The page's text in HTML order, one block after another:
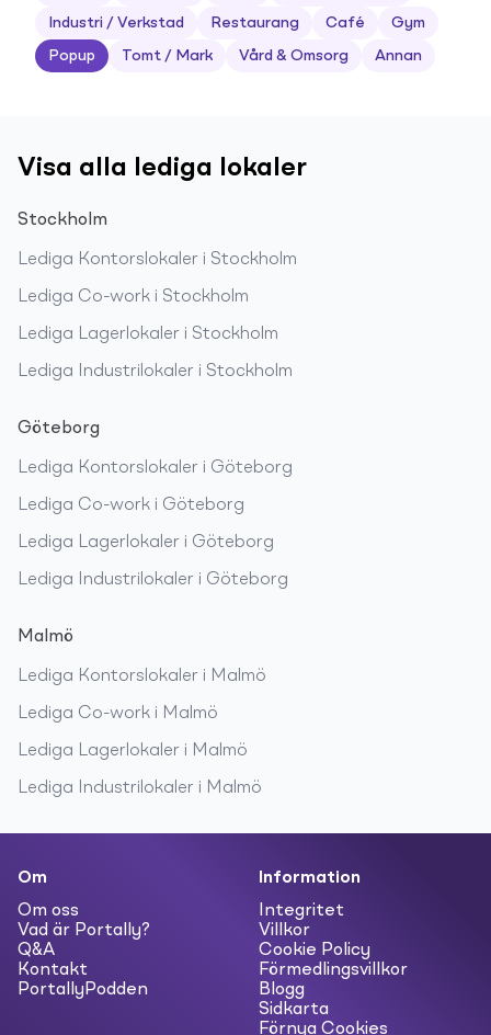
Industri / Verkstad Restaurang Café Gym
Popup Tomt / Mark Vård & Omsorg Annan
Visa alla lediga lokaler
Stockholm
Lediga Kontorslokaler i Stockholm
Lediga Co-work i Stockholm
Lediga Lagerlokaler i Stockholm
Lediga Industrilokaler i Stockholm
Göteborg
Lediga Kontorslokaler i Göteborg
Lediga Co-work i Göteborg
Lediga Lagerlokaler i Göteborg
Lediga Industrilokaler i Göteborg
Malmö
Lediga Kontorslokaler i Malmö
Lediga Co-work i Malmö
Lediga Lagerlokaler i Malmö
Lediga Industrilokaler i Malmö
Om
Om oss
Vad är Portally?
Q&A
Kontakt
PortallyPodden
Information
Integritet
Villkor
Cookie Policy
Förmedlingsvillkor
Blogg
Sidkarta
Förnya Cookies